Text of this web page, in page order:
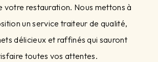
votre restauration. Nous mettons à
un service traiteur de qualité,
délicieux et raffinés qui sauront
toutes vos attentes.